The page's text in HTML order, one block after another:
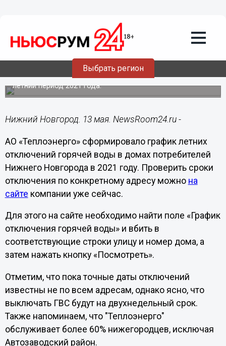
Выбрать регион
13.05.202109:42
Первые отключения горячей воды в
Нижнем Новгороде начнутся в мае
АО «Теплоэнерго» составило график отключений на
летний период 2021 года.
Нижний Новгород. 13 мая. NewsRoom24.ru -
АО «Теплоэнерго» сформировало график летних
отключений горячей воды в домах потребителей
Нижнего Новгорода в 2021 году. Проверить сроки
отключения по конкретному адресу можно на
сайте компании уже сейчас.
Для этого на сайте необходимо найти поле «График
отключения горячей воды» и вбить в
соответствующие строки улицу и номер дома, а
затем нажать кнопку «Посмотреть».
Отметим, что пока точные даты отключений
известны не по всем адресам, однако ясно, что
выключать ГВС будут на двухнедельный срок.
Также напоминаем, что "Теплоэнерго"
обслуживает более 60% нижегородцев, исключая
Автозаводский район.